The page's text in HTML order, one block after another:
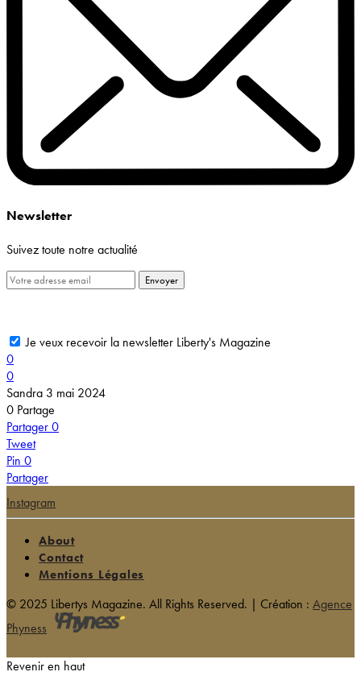
Newsletter
Suivez toute notre actualité
Envoyer
Je veux recevoir la newsletter Liberty's Magazine
0
0
Sandra 3 mai 2024
0 Partage
Partager0
Tweet
Pin 0
Partager
Instagram
About
Contact
Mentions Légales
© 2025 Libertys Magazine. All Rights Reserved. | Création : Agence
Phyness
Revenir en haut